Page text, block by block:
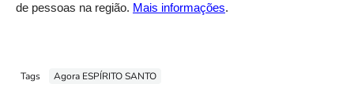
de pessoas na região. Mais informações.
Tags Agora ESPÍRITO SANTO